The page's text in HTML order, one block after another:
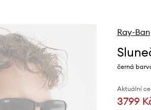
Ray-Ban
černá
Aktuální
3799